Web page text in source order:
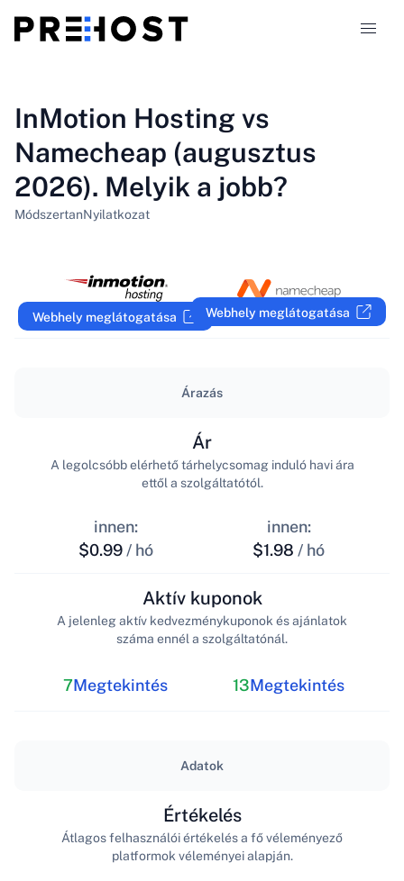
Összehasonlítások
319
HU
InMotion Hosting vs
Namecheap (augusztus
2026). Melyik a jobb?
MódszertanNyilatkozat
Webhely meglátogatása Webhely meglátogatása
Árazás
innen:
$0.99 / hó
Ár
A legolcsóbb elérhető tárhelycsomag induló havi ára
ettől a szolgáltatótól.
innen:
$1.98 / hó
7Megtekintés
Aktív kuponok
A jelenleg aktív kedvezménykuponok és ajánlatok
száma ennél a szolgáltatónál.
13Megtekintés
Adatok
Értékelés
Átlagos felhasználói értékelés a fő véleményező
platformok véleményei alapján.